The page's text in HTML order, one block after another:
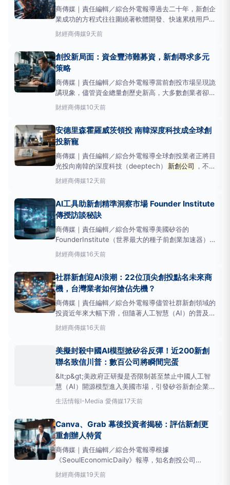
商傳媒｜責任編輯／綜合外電報導過去二十年，新創企
業成功的方程式往往圍繞著軟體開發、快速累積用戶與
規模擴張。然而，有觀察家指出，下一波兆級美元規模
的
新創公司
，將把重心轉向解決現代社會所依賴的實
了國防、太空、能源、人工智慧基礎設施、機器人
財經商傳媒9天前
創投新局面：資金豐沛難募資，新創尋求多元
策略
商傳媒｜責任編輯／綜合外電報導當前創投市場呈現詭
譎現象，儘管資金總量創歷史新高，大多數創業者卻比
以往更難獲得投資，尤其若非專注於基礎人工智慧
（AI）領域的
新創公司
3,190億美元，而單是2026
財經商傳媒10天前
安德里森霍羅威茨領投 南韓深度科技成全球創
投新寵
商傳媒｜責任編輯／綜合外電報導全球創投業者正將目
光投向南韓的深度科技（deeptech）
新創公司
，不再
僅限於平台型企業，而是轉向人工智慧（AI）、機器人
技術和半導體等高門檻前沿技術領域。在風險投資界具
（AndreessenHorowitz，又稱a16z）已於上
財經商傳媒12天前
AI工具助新創精準洞察市場 Founder Institute
傳授訪談秘訣
商傳媒｜責任編輯／綜合外電報導美國矽谷的
FounderInstitute（世界最大的種子前創業加速器）
昨日分享，在人工智慧（AI）時代，
AI工具提升市場調研、用戶訪談及產品開發的效率。該
出，透過AI應用
財經商傳媒16天前
社群新創迎AI浪潮：22位頂尖創投點名未來商
機，台灣業者如何搶佔先機？
商傳媒｜責任編輯／綜合外電報導儘管社群新創領域的
投資近年來大幅下滑，但隨著人工智慧（AI）的普及，
一股新的創業浪潮正悄然興起，吸引了美國22位頂尖
風險投資家（VC）的目光。《BusinessInsider》報
並以AI為核心的社群平台新創公司。
財經商傳媒16天前
美擬封殺中國AI模型掀矽谷反彈！近200新創
聯名致信川普：數百公司將瞬間完蛋
&lt;p&gt;美政府正研擬是否限制甚至禁止中國人工智
慧（AI）開源模型進入美國市場，引發矽谷新創企業強
烈反彈。包括知名創業加速器YCombinator、Proton
等在內，近200家美國
新創公司
中國AI模型，美數百家新
生活情報I-Media 愛傳媒17天前
Canva、Grab 幕後投資者揭秘：評估新創更
重創辦人特質
商傳媒｜責任編輯／綜合外電報導根據
《SeoulEconomicDaily》報導，知名創投公司
500Global的執行長ChristineTsai近日表示，在評估
新創公司
時，最重要的標準是創辦人的心態與公司成
財經商傳媒19天前